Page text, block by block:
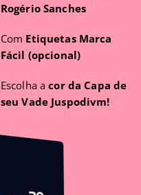
Rogério Sanches
Com Etiquetas Marca
Fácil (opcional)
Escolha acor da Capa de
seu Vade Juspodivm!